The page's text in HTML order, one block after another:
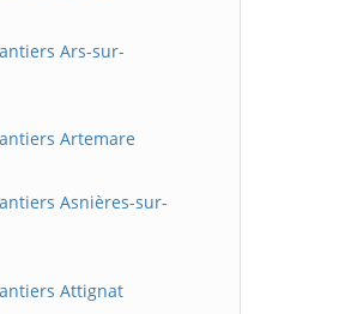
Ars-sur-
Artemare
Asnières-sur-
Attignat